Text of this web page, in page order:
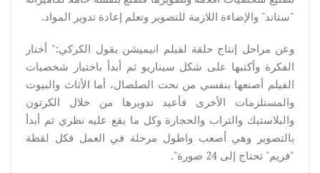
"ستاند" والإضاءة اللازمة للتصوير وتعلم إعادة تدوير المواد.
وعن مراحل إنتاج حلقة لفيلم انيميشن يقول الكركي:" أختار
الفكرة وأكتبها على شكل سيناريو ثم أبدأ باختيار شخصيات
الفيلم أصنعها بنفسي من نحت الصلصال، أما الأثاث والبيوت
والمستلزمات الأخرى فأعيد تدويرها من خلال الكرتون
والبلاستيك والتراب والحجارة وكل ما يقع عليه نظري ثم أبدأ
بالتصوير وهي أصعب واطول مرحلة في العمل فكل لقطة
"فريم" تحتاج إلى 24 صورة".